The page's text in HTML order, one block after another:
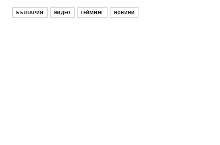
Без милост! Испания пречупи Франция и е
БЪЛГАРИЯ ВИДЕО ГЕЙМИНГ НОВИНИ